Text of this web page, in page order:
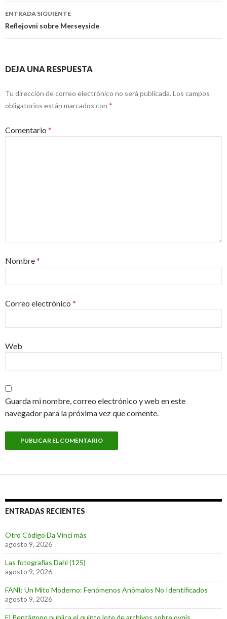
entradas
ENTRADA SIGUIENTE
Reflejovni sobre Merseyside
DEJA UNA RESPUESTA
Tu dirección de correo electrónico no será publicada. Los campos
obligatorios están marcados con *
Comentario *
Nombre*
Correo electrónico *
Web
Guarda mi nombre, correo electrónico y web en este
navegador para la próxima vez que comente.
ENTRADAS RECIENTES
Otro Código Da Vinci más
agosto 9, 2026
Las fotografías Dahl (125)
agosto 9, 2026
FANI: Un Mito Moderno: Fenómenos Anómalos No Identificados
agosto 9, 2026
El Pentágono publica el quinto lote de archivos sobre ovnis